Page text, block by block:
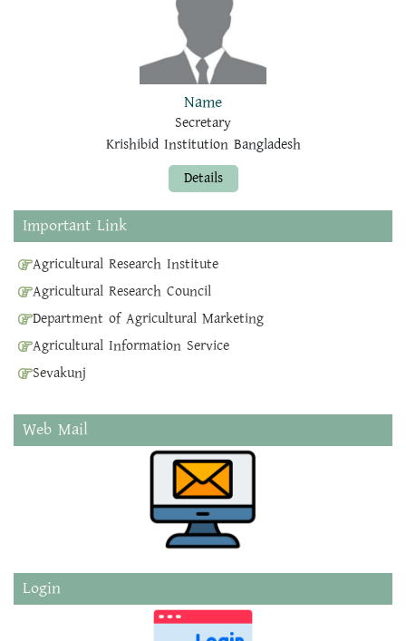
Name
Secretary
Krishibid Institution Bangladesh
Details
Important Link
Agricultural Research Institute
Agricultural Research Council
Department of Agricultural Marketing
Agricultural Information Service
Sevakunj
Web Mail
Login